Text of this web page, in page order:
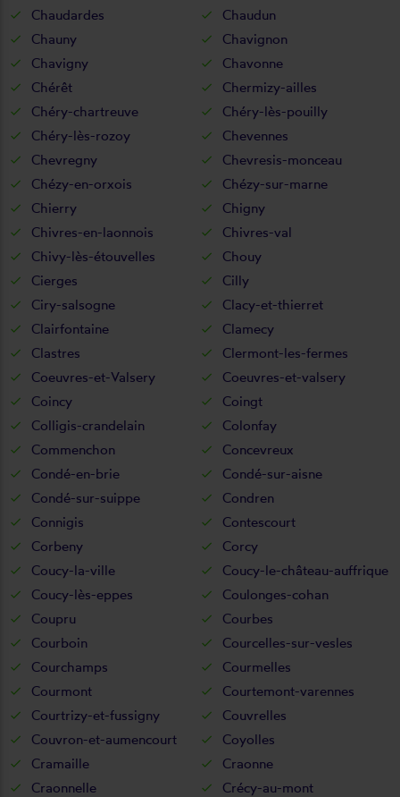
Chaudardes
Chaudun
Chauny
Chavignon
Chavigny
Chavonne
Chérêt
Chermizy-ailles
Chéry-chartreuve
Chéry-lès-pouilly
Chéry-lès-rozoy
Chevennes
Chevregny
Chevresis-monceau
Chézy-en-orxois
Chézy-sur-marne
Chierry
Chigny
Chivres-en-laonnois
Chivres-val
Chivy-lès-étouvelles
Chouy
Cierges
Cilly
Ciry-salsogne
Clacy-et-thierret
Clairfontaine
Clamecy
Clastres
Clermont-les-fermes
Coeuvres-et-Valsery
Coeuvres-et-valsery
Coincy
Coingt
Colligis-crandelain
Colonfay
Commenchon
Concevreux
Condé-en-brie
Condé-sur-aisne
Condé-sur-suippe
Condren
Connigis
Contescourt
Corbeny
Corcy
Coucy-la-ville
Coucy-le-château-auffrique
Coucy-lès-eppes
Coulonges-cohan
Coupru
Courbes
Courboin
Courcelles-sur-vesles
Courchamps
Courmelles
Courmont
Courtemont-varennes
Courtrizy-et-fussigny
Couvrelles
Couvron-et-aumencourt
Coyolles
Cramaille
Craonne
Craonnelle
Crécy-au-mont